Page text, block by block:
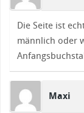
Die Seite ist
männlich oder
Maxi